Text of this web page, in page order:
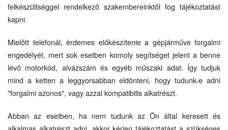
felkészültséggel rendelkező szakembereinktől fog tájékoztatást
kapni.
Mielőtt telefonál, érdemes előkészítenie a gépjárműve forgalmi
engedélyét, mert sok esetben komoly segítséget jelent a benne
lévő motorkód, alvázszám és egyéb műszaki adat. Így tudjuk
mind a ketten a leggyorsabban eldönteni, hogy tudunk-e adni
"forgalmi azonos", vagy azzal kompatibilis alkatrészt.
Abban az esetben, ha nem tudunk az Ön által keresett és